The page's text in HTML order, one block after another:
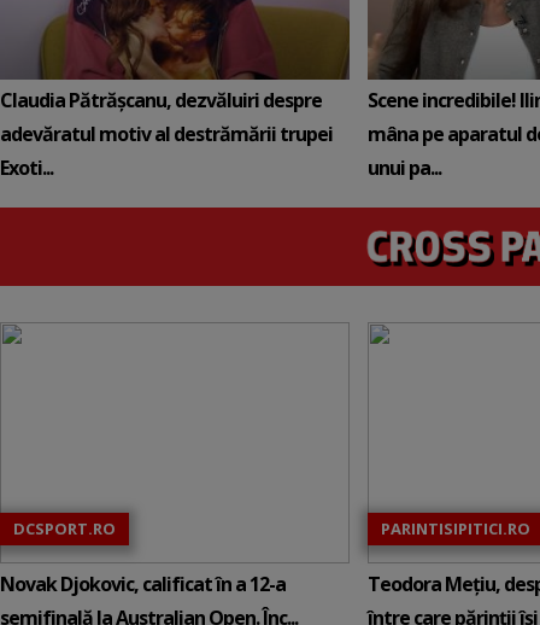
Claudia Pătrășcanu, dezvăluiri despre
adevăratul motiv al destrămării trupei
Exoti...
Scene incredibile!
mâna pe aparatul
unui pa...
DCSPORT.RO
Novak Djokovic, calificat în a 12-a
semifinală la Australian Open. Înc...
PARINTISIPITICI.RO
Teodora Mețiu,
între care părinții își